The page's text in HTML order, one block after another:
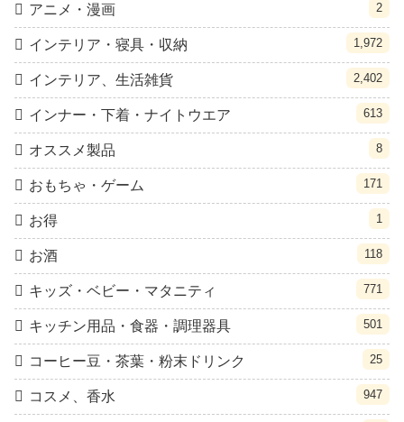
アニメ・漫画 2
インテリア・寝具・収納 1,972
インテリア、生活雑貨 2,402
インナー・下着・ナイトウエア 613
オススメ製品 8
おもちゃ・ゲーム 171
お得 1
お酒 118
キッズ・ベビー・マタニティ 771
キッチン用品・食器・調理器具 501
コーヒー豆・茶葉・粉末ドリンク 25
コスメ、香水 947